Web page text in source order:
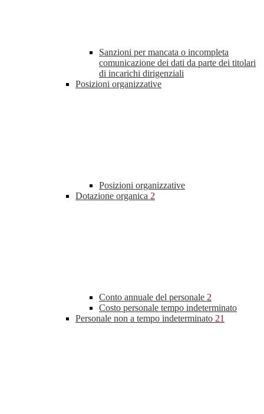
Sanzioni per mancata o incompleta
comunicazione dei dati da parte dei titolari
di incarichi dirigenziali
Posizioni organizzative
Posizioni organizzative
Dotazione organica 2
Conto annuale del personale 2
Costo personale tempo indeterminato
Personale non a tempo indeterminato 21